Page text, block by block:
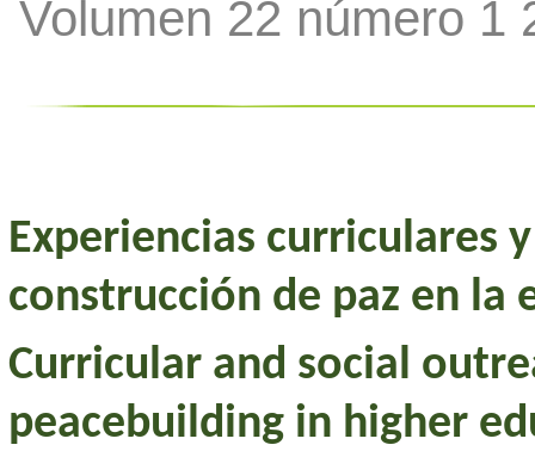
Volumen 22 número 1
Experiencias curriculares
construcción de paz en la
Curricular and social
peacebuilding in higher